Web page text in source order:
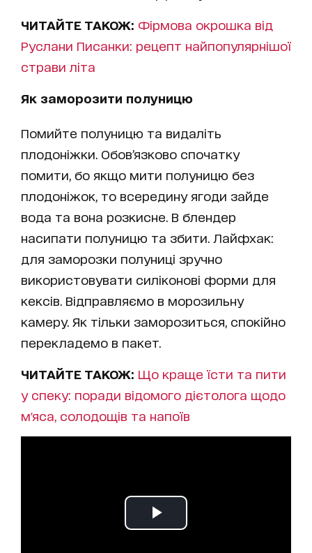
ЧИТАЙТЕ ТАКОЖ: Фірмова окрошка від
Руслани Писанки: рецепт найпопулярнішої
страви літа
Як заморозити полуницю
Помийте полуницю та видаліть
плодоніжки. Обов’язково спочатку
помити, бо якщо мити полуницю без
плодоніжок, то всередину ягоди зайде
вода та вона розкисне. В блендер
насипати полуницю та збити. Лайфхак:
для заморозки полуниці зручно
використовувати силіконові форми для
кексів. Відправляємо в морозильну
камеру. Як тільки заморозиться, спокійно
перекладемо в пакет.
ЧИТАЙТЕ ТАКОЖ: Що краще їсти та пити
у спеку: поради відомого дієтолога щодо
м'яса, солодощів та напоїв